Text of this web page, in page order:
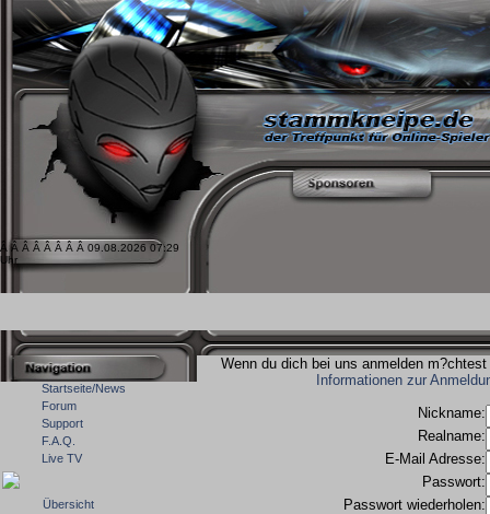
Â Â Â Â Â Â Â Â 09.08.2026 07:29
Uhr
Startseite/News
Forum
Support
F.A.Q.
Live TV
Übersicht
Wenn du dich bei uns anmelden
Informationen zur
Nickname:
Realname:
E-Mail Adresse:
Passwort:
Passwort wiederholen: